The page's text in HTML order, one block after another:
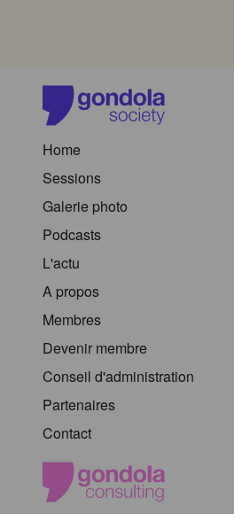
Home
Sessions
Galerie photo
Podcasts
L'actu
A propos
Membres
Devenir membre
Conseil d'administration
Partenaires
Contact